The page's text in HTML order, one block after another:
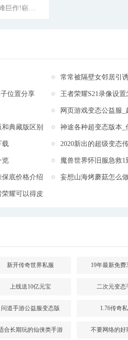
殊宠物、伙
常常被隔壁女邻居引
位置分享 王者荣耀S21录像设置
网页游戏变态公益服
典藏版区别介绍 神途各种超变态版本
载 2020新出的超级变态
览 魔兽世界怀旧服急救1
底价格介绍 妄想山海烤蘑菇怎么
耀可以得皮肤的软件
新开传奇世界私服 19年最新免费
上线送10亿元宝 二次元变态
问道手游公益服变态版 1.76传奇
合长期玩的仙侠类手游 不要网络的好